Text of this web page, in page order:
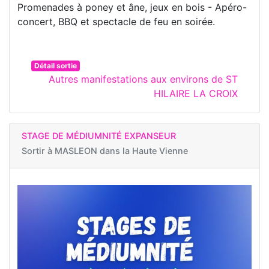
Promenades à poney et âne, jeux en bois - Apéro-
concert, BBQ et spectacle de feu en soirée.
Détail sortie
Autres manifestations aux environs de ST
HILAIRE LA CROIX
STAGE DE MÉDIUMNITÉ EXPANSEUR
Sortir à MASLEON dans la Haute Vienne